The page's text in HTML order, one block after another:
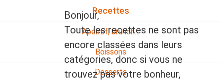
Recettes
Apéritif, brunch…
Boissons
Desserts
Bonjour,
Toute les recettes ne sont pas
encore classées dans leurs
catégories, donc si vous ne
trouvez pas votre bonheur,